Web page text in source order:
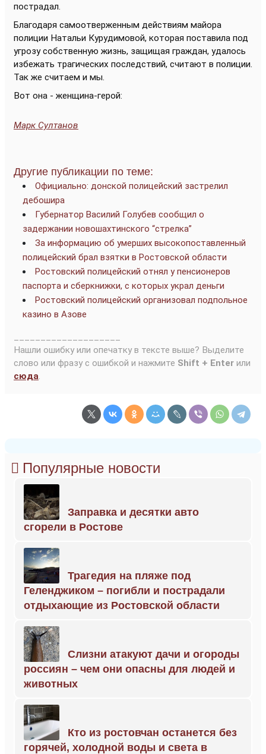
пострадал.
Благодаря самоотверженным действиям майора
полиции Натальи Курудимовой, которая поставила под
угрозу собственную жизнь, защищая граждан, удалось
избежать трагических последствий, считают в полиции.
Так же считаем и мы.
Вот она - женщина-герой:
Марк Султанов
Другие публикации по теме:
Официально: донской полицейский застрелил
дебошира
Губернатор Василий Голубев сообщил о
задержании новошахтинского “стрелка”
За информацию об умерших высокопоставленный
полицейский брал взятки в Ростовской области
Ростовский полицейский отнял у пенсионеров
паспорта и сберкнижки, с которых украл деньги
Ростовский полицейский организовал подпольное
казино в Азове
Нашли ошибку или опечатку в тексте выше? Выделите
слово или фразу с ошибкой и нажмите Shift + Enter или
сюда.
Популярные новости
Заправка и десятки авто
сгорели в Ростове
Трагедия на пляже под
Геленджиком – погибли и пострадали
отдыхающие из Ростовской области
Слизни атакуют дачи и огороды
россиян – чем они опасны для людей и
животных
Кто из ростовчан останется без
горячей, холодной воды и света в